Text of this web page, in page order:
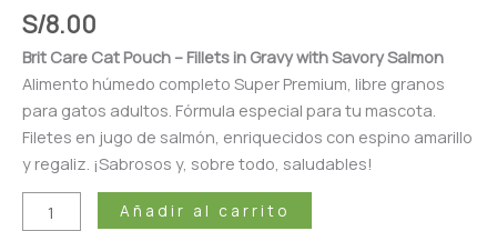
S/8.00
Brit Care Cat Pouch – Fillets in Gravy with Savory Salmon
Alimento húmedo completo Super Premium, libre granos
para gatos adultos. Fórmula especial para tu mascota.
Filetes en jugo de salmón, enriquecidos con espino amarillo
y regaliz. ¡Sabrosos y, sobre todo, saludables!
Añadir al carrito